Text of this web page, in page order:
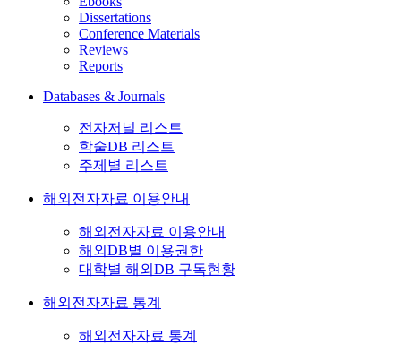
Dissertations
Conference Materials
Reviews
Reports
Databases & Journals
전자저널 리스트
학술DB 리스트
주제별 리스트
해외전자자료 이용안내
해외전자자료 이용안내
해외DB별 이용권한
대학별 해외DB 구독현황
해외전자자료 통계
해외전자자료 통계